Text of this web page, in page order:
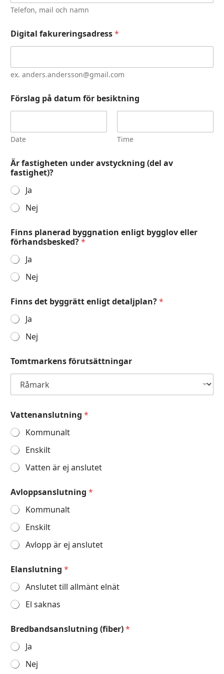
Telefon, mail och namn
Digital fakureringsadress*
ex. anders.andersson@gmail.com
Förslag på datum för besiktning
Date Time
Är fastigheten under avstyckning (del av
fastighet)?
Ja
Nej
Finns planerad byggnation enligt bygglov eller
förhandsbesked?*
Ja
Nej
Finns det byggrätt enligt detaljplan?*
Ja
Nej
Tomtmarkens förutsättningar
Vattenanslutning *
Kommunalt
Enskilt
Vatten är ej anslutet
Avloppsanslutning *
Kommunalt
Enskilt
Avlopp är ej anslutet
Elanslutning *
Anslutet till allmänt elnät
El saknas
Bredbandsanslutning (fiber)*
Ja
Nej